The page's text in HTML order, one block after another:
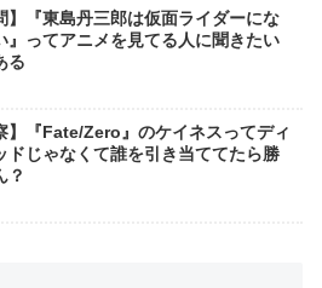
】『東島丹三郎は仮面ライダーにな
』ってアニメを見てる人に聞きたい
る
】『Fate/Zero』のケイネスってディ
ドじゃなくて誰を引き当ててたら勝
？